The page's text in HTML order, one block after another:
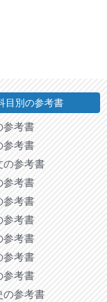
目別の参考書
参考書
参考書
の参考書
参考書
参考書
参考書
参考書
参考書
参考書
の参考書